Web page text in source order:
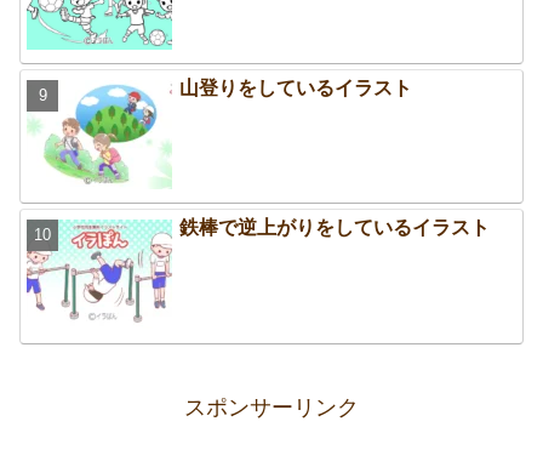
山登りをしているイラスト
鉄棒で逆上がりをしているイラスト
スポンサーリンク